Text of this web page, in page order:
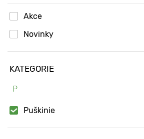
Akce
Novinky
KATEGORIE
P
Puškinie